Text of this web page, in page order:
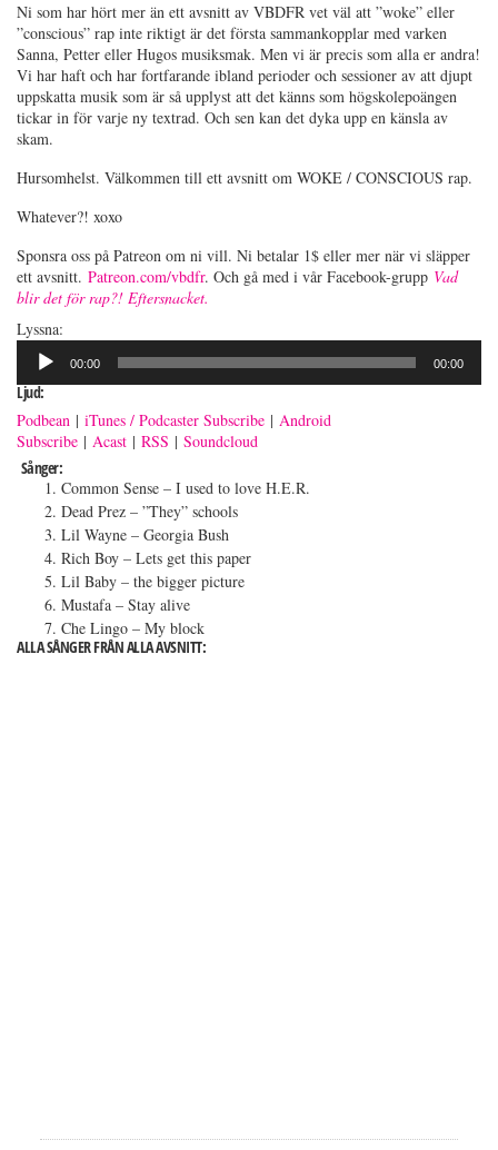
Ni som har hört mer än ett avsnitt av VBDFR vet väl att ”woke” eller
”conscious” rap inte riktigt är det första sammankopplar med varken
Sanna, Petter eller Hugos musiksmak. Men vi är precis som alla er andra!
Vi har haft och har fortfarande ibland perioder och sessioner av att djupt
uppskatta musik som är så upplyst att det känns som högskolepoängen
tickar in för varje ny textrad. Och sen kan det dyka upp en känsla av
skam.
Hursomhelst. Välkommen till ett avsnitt om WOKE / CONSCIOUS rap.
Whatever?! xoxo
Sponsra oss på Patreon om ni vill. Ni betalar 1$ eller mer när vi släpper
ett avsnitt. Patreon.com/vbdfr. Och gå med i vår Facebook-grupp Vad
blir det för rap?! Eftersnacket.
Lyssna:
Ljudspelare
00:00 00:00
Ljud:
Podbean | iTunes / Podcaster Subscribe | Android
Subscribe | Acast | RSS | Soundcloud
Sånger:
Common Sense – I used to love H.E.R.
Dead Prez – ”They” schools
Lil Wayne – Georgia Bush
Rich Boy – Lets get this paper
Lil Baby – the bigger picture
Mustafa – Stay alive
Che Lingo – My block
ALLA SÅNGER FRÅN ALLA AVSNITT: